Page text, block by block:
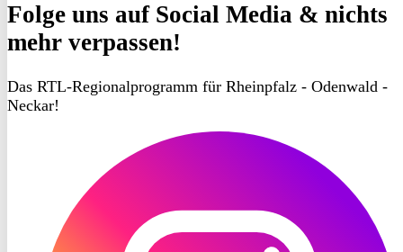
Folge uns auf Social Media & nichts
mehr verpassen!
Das RTL-Regionalprogramm für Rheinpfalz - Odenwald -
Neckar!
Instagram